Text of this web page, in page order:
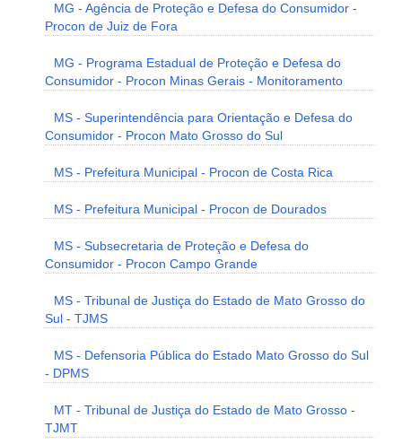
MG - Agência de Proteção e Defesa do Consumidor -
Procon de Juiz de Fora
MG - Programa Estadual de Proteção e Defesa do
Consumidor - Procon Minas Gerais - Monitoramento
MS - Superintendência para Orientação e Defesa do
Consumidor - Procon Mato Grosso do Sul
MS - Prefeitura Municipal - Procon de Costa Rica
MS - Prefeitura Municipal - Procon de Dourados
MS - Subsecretaria de Proteção e Defesa do
Consumidor - Procon Campo Grande
MS - Tribunal de Justiça do Estado de Mato Grosso do
Sul - TJMS
MS - Defensoria Pública do Estado Mato Grosso do Sul
- DPMS
MT - Tribunal de Justiça do Estado de Mato Grosso -
TJMT